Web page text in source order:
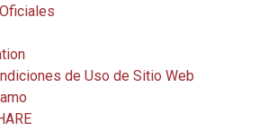
de Uso de Sitio Web